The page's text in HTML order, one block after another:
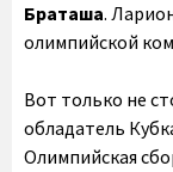
Браташа.
олимпийской
Вот только не
обладатель
Олимпийская